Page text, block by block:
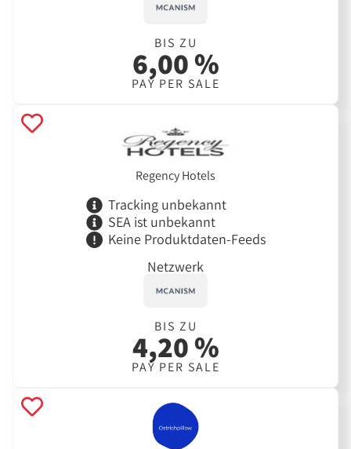
BIS ZU
6,00 %
PAY PER SALE
Regency Hotels
Tracking unbekannt
SEA ist unbekannt
Keine Produktdaten-Feeds
Netzwerk
BIS ZU
4,20 %
PAY PER SALE